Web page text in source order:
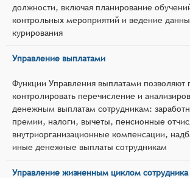
должности, включая планирование
контрольных мероприятий и ведение
курирования
Управление выплатами
Функции Управления выплатами позволяют
контролировать перечисление и
денежным выплатам сотрудникам:
премии, налоги, вычеты, пенсионные
внутриорганизационные компенсации,
иные денежные выплаты сотрудникам
Управление жизненным циклом сотрудника